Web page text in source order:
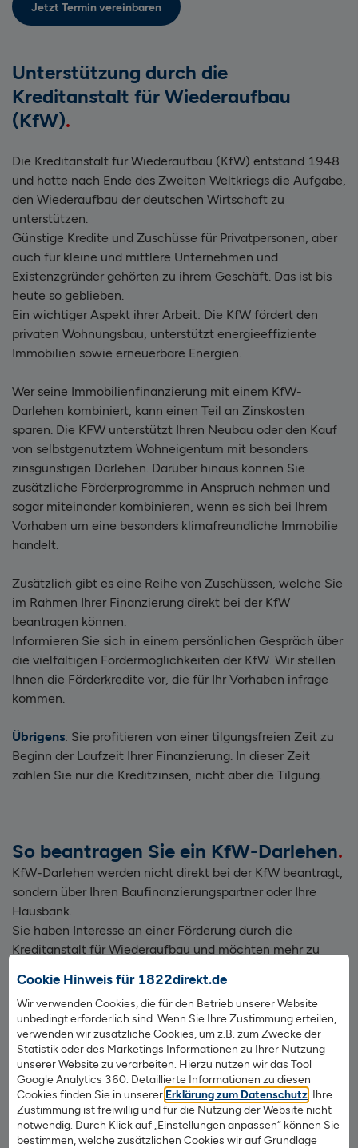
Cookie Hinweis für 1822direkt.de
Wir verwenden Cookies, die für den Betrieb unserer Website
unbedingt erforderlich sind. Wenn Sie Ihre Zustimmung erteilen,
verwenden wir zusätzliche Cookies, um z.B. zum Zwecke der
Statistik oder des Marketings Informationen zu Ihrer Nutzung
unserer Website zu verarbeiten. Hierzu nutzen wir das Tool
Google Analytics 360. Detaillierte Informationen zu diesen
Cookies finden Sie in unserer Erklärung zum Datenschutz . Ihre
Zustimmung ist freiwillig und für die Nutzung der Website nicht
notwendig. Durch Klick auf „Einstellungen anpassen“ können Sie
bestimmen, welche zusätzlichen Cookies wir auf Grundlage
Jetzt Termin vereinbaren
Unterstützung durch die
Kreditanstalt für Wiederaufbau
(KfW)
Die Kreditanstalt für Wiederaufbau (KfW) entstand 1948
und hatte nach Ende des Zweiten Weltkriegs die Aufgabe,
den Wiederaufbau der deutschen Wirtschaft zu
unterstützen.
Günstige Kredite und Zuschüsse für Privatpersonen, aber
auch für kleine und mittlere Unternehmen und
Existenzgründer gehörten zu ihrem Geschäft. Das ist bis
heute so geblieben.
Ein wichtiger Aspekt ihrer Arbeit: Die KfW fördert den
privaten Wohnungsbau, unterstützt energieeffiziente
Immobilien sowie erneuerbare Energien.
Wer seine Immobilienfinanzierung mit einem KfW-
Darlehen kombiniert, kann einen Teil an Zinskosten
sparen. Die KFW unterstützt Ihren Neubau oder den Kauf
von selbstgenutztem Wohneigentum mit besonders
zinsgünstigen Darlehen. Darüber hinaus können Sie
zusätzliche Förderprogramme in Anspruch nehmen und
sogar miteinander kombinieren, wenn es sich bei Ihrem
Vorhaben um eine besonders klimafreundliche Immobilie
handelt.
Zusätzlich gibt es eine Reihe von Zuschüssen, welche Sie
im Rahmen Ihrer Finanzierung direkt bei der KfW
beantragen können.
Informieren Sie sich in einem persönlichen Gespräch über
die vielfältigen Fördermöglichkeiten der KfW. Wir stellen
Ihnen die Förderkredite vor, die für Ihr Vorhaben infrage
kommen.
Übrigens: Sie profitieren von einer tilgungsfreien Zeit zu
Beginn der Laufzeit Ihrer Finanzierung. In dieser Zeit
zahlen Sie nur die Kreditzinsen, nicht aber die Tilgung.
So beantragen Sie ein KfW-Darlehen
KfW-Darlehen werden nicht direkt bei der KfW beantragt,
sondern über Ihren Baufinanzierungspartner oder Ihre
Hausbank.
Sie haben Interesse an einer Förderung durch die
Kreditanstalt für Wiederaufbau und möchten mehr zu
über alles Wissenswerte, was Sie bei einer
Baufinanzierung im Zusammenspiel mit einem KfW-
Darlehen zu beachten haben, auf.
Die BAFA fördert erneuerbare
Energien